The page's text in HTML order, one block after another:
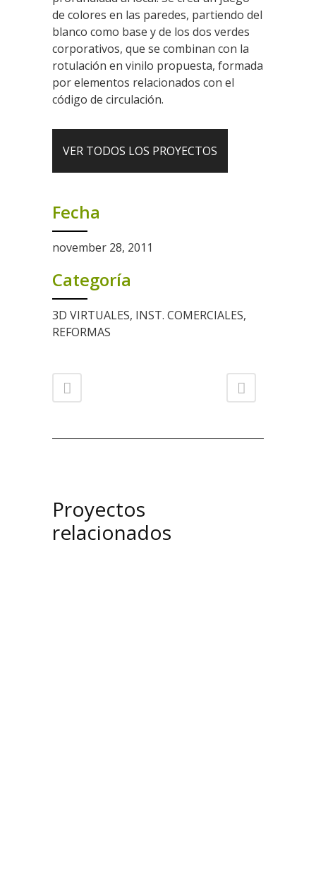
de colores en las paredes, partiendo del
blanco como base y de los dos verdes
corporativos, que se combinan con la
rotulación en vinilo propuesta, formada
por elementos relacionados con el
código de circulación.
VER TODOS LOS PROYECTOS
Fecha
november 28, 2011
Categoría
3D VIRTUALES, INST. COMERCIALES,
REFORMAS
Proyectos
relacionados